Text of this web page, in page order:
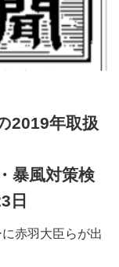
2019年取扱
暴風対策検
日
赤羽大臣らが出